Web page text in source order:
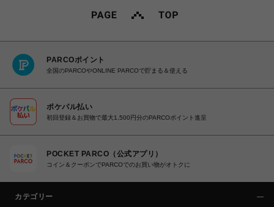
PARCOポイント
全国のPARCOやONLINE PARCOで貯まる＆使える
ポケパル払い
初回登録＆お買物で最大1,500円分のPARCOポイント進呈
POCKET PARCO（公式アプリ）
コイン＆クーポンでPARCOでのお買い物がオトクに
カテゴリー